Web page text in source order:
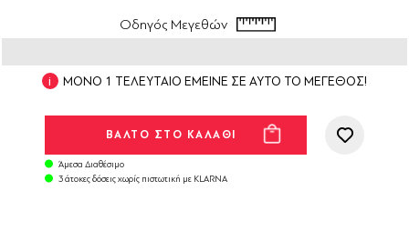
Οδηγός Μεγεθών
ΜΟΝΟ 1 ΤΕΛΕΥΤΑΙΟ ΕΜΕΙΝΕ ΣΕ ΑΥΤΟ ΤΟ ΜΕΓΕΘΟΣ!
Άμεσα Διαθέσιμο
3 άτοκες δόσεις χωρίς πιστωτική με KLARNA